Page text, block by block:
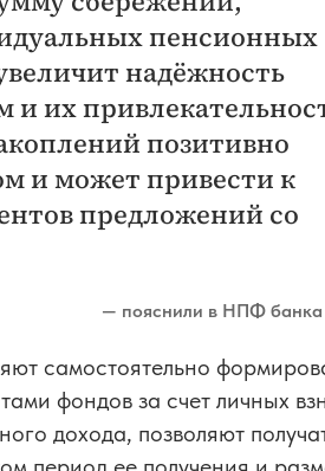
пенсионных
надёжность
их
позитивно
и может привести к
предложений со
— пояснили в НПФ
самостоятельно
фондов за счет личных
дохода, позволяют